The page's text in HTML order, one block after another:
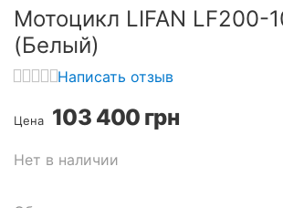
Мотоцикл LIFAN LF200-
(Белый)
Написать отзыв
Цена 103 400 грн
Нет в наличии